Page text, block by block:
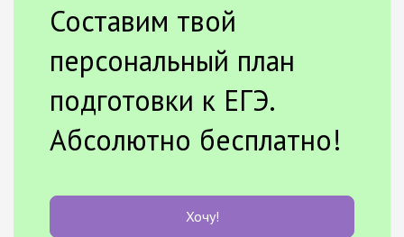
Составим твой
персональный план
подготовки к ЕГЭ.
Абсолютно бесплатно!
Хочу!